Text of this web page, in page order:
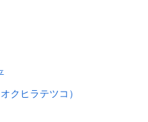
クヒラテツコ）